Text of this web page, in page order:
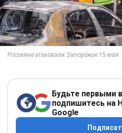
Будьте первыми
подпишитесь на
Google